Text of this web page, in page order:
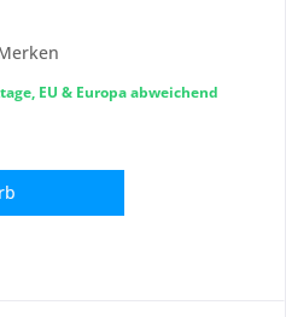
EU & Europa abweichend